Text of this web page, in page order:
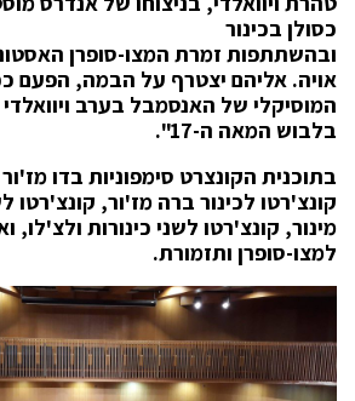
כסולן בכינור
ובהשתתפות זמרת המצו-סופרן
אויה. אליהם יצטרף על הבמה, הפעם
המוסיקלי של האנסמבל בערב
בלבוש המאה ה-17".
בתוכנית הקונצרט סימפוניות בדו
קונצ'רטו לכינור ברה מז'ור, קונצ'רטו
מינור, קונצ'רטו לשני כינורות ולצ'לו,
למצו-סופרן ותזמורת.